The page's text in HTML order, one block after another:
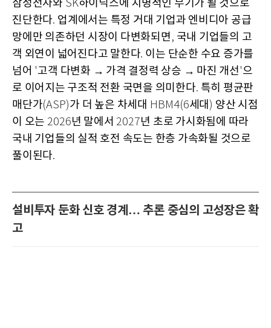
삼성전자와 SK하이닉스에 치명적인 무기가 될 것으로
진단한다. 업계에서는 특정 거대 기업과 엔비디아 공급
망에만 의존하던 시장이 다변화되면, 국내 기업들의 고
객 외연이 넓어진다고 말한다. 이는 단순한 수요 증가를
넘어 '고객 다변화 → 가격 결정력 상승 → 마진 개선'으
로 이어지는 구조적 전환 국면을 의미한다. 특히 평균판
매단가(ASP)가 더 높은 차세대 HBM4(6세대 ) 양산 시점
이 오는 2026년 말에서 2027년 초로 가시화됨에 따라
국내 기업들의 실적 호전 속도는 한층 가속화될 것으로
풀이된다.
설비투자 둔화 신호 경계… 추론 중심의 고성장은 확
고